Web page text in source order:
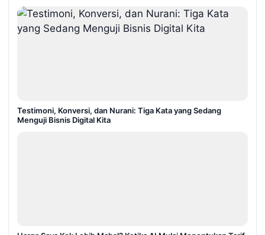
Testimoni, Konversi, dan Nurani: Tiga Kata yang Sedang
Menguji Bisnis Digital Kita